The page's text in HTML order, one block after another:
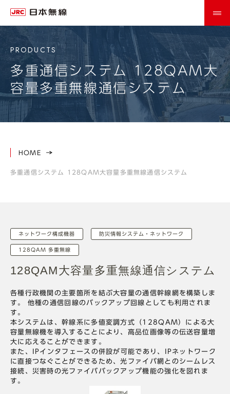
多重通信システム 128QAM大
容量多重無線通信システム
HOME
多重通信システム 128QAM大容量多重無線通信システム
ネットワーク構成機器 防災情報システム・ネットワーク
128QAM 多重無線
128QAM大容量多重無線通信システム
各種行政機関の主要箇所を結ぶ大容量の通信幹線網を構築しま
す。 他種の通信回線のバックアップ回線としても利用されま
す。
本システムは、幹線系に多値変調方式（128QAM）による大
容量無線機を導入することにより、高品位画像等の伝送容量増
大に応えることができます。
また、IPインタフェースの併設が可能であり、IPネットワーク
に直接つなぐことができるため、光ファイバ網とのシームレス
接続、災害時の光ファイババックアップ機能の強化を図れま
す。